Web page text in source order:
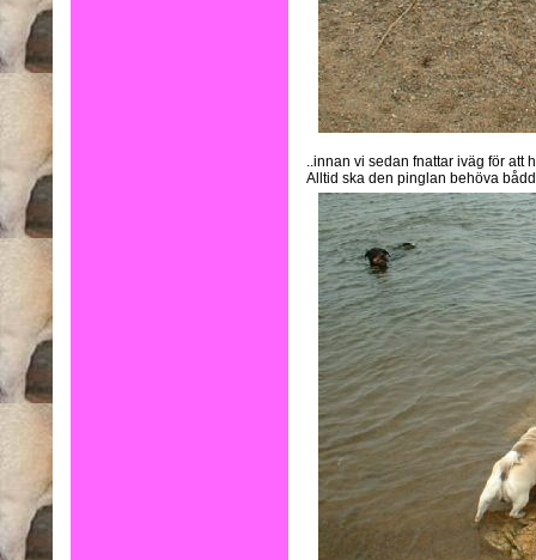
..innan vi sedan fnattar iväg för att
Alltid ska den pinglan behöva